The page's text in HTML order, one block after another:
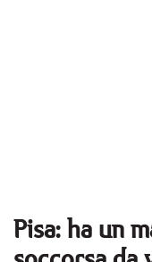
Pisa: ha un